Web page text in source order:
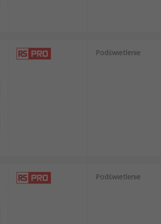
Podświetlenie
Podświetlenie